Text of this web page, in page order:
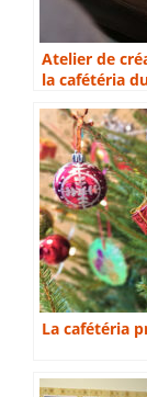
Atelier de
la cafétéria
La cafétéria